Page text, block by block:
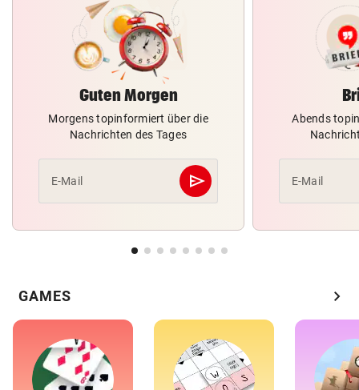
Guten Morgen
Morgens topinformiert über die
Nachrichten des Tages
E-Mail send
Abschicken
Abends
E-Mail
GAMES chevron_right